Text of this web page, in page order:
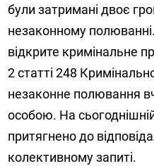
були затримані двоє
незаконному
відкрите кримінальне
2 статті 248
незаконне полювання
особою. На
притягнено до
колективному запиті.